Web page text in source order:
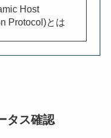
Host
Protocol)とは
タス確認